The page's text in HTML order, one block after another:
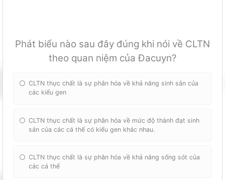
Phát biểu nào sau đây đúng khi nói về CLTN
theo quan niệm của Đacuyn?
CLTN thực chất là sự phân hóa về khả năng sinh sản của
các kiểu gen
CLTN thực chất là sự phân hóa về mức độ thành đạt sinh
sản của các cá thể có kiểu gen khác nhau.
CLTN thực chất là sự phân hóa về khả năng sống sót của
các cá thể